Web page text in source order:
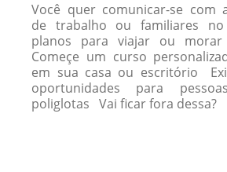
Você quer comunicar-se com
de trabalho ou familiares no
planos para viajar ou
Começe um curso
em sua casa ou escritório
oportunidades para
poliglotas Vai ficar fora dessa?